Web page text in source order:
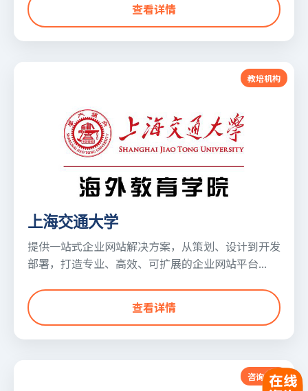
查看详情
教培机构
上海交通大学
提供一站式企业网站解决方案，从策划、设计到开发
部署，打造专业、高效、可扩展的企业网站平台...
查看详情
咨询公司